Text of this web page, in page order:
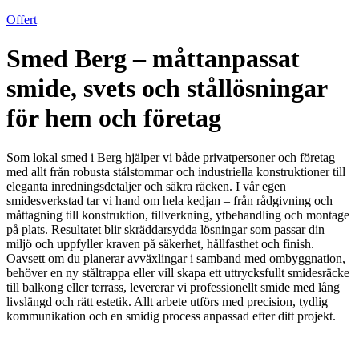
Offert
Smed Berg – måttanpassat
smide, svets och stållösningar
för hem och företag
Som lokal smed i Berg hjälper vi både privatpersoner och företag
med allt från robusta stålstommar och industriella konstruktioner till
eleganta inredningsdetaljer och säkra räcken. I vår egen
smidesverkstad tar vi hand om hela kedjan – från rådgivning och
måttagning till konstruktion, tillverkning, ytbehandling och montage
på plats. Resultatet blir skräddarsydda lösningar som passar din
miljö och uppfyller kraven på säkerhet, hållfasthet och finish.
Oavsett om du planerar avväxlingar i samband med ombyggnation,
behöver en ny ståltrappa eller vill skapa ett uttrycksfullt smidesräcke
till balkong eller terrass, levererar vi professionellt smide med lång
livslängd och rätt estetik. Allt arbete utförs med precision, tydlig
kommunikation och en smidig process anpassad efter ditt projekt.